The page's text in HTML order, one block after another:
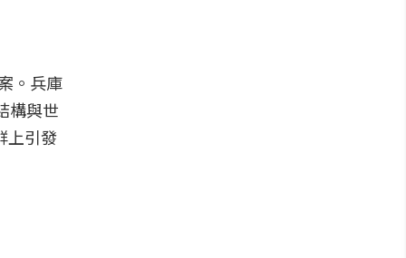
。兵庫
構與世
上引發